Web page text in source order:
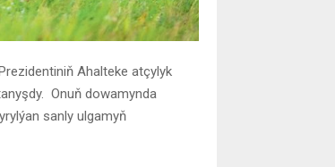
Ahalteke atçylyk
Onuň dowamynda
sanly ulgamyň